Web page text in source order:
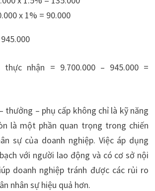
x 1% = 90.000
thực nhận = 9.700.000 – 945.000 =
thưởng – phụ cấp không chỉ là kỹ năng
là một phần quan trọng trong chiến
sự của doanh nghiệp. Việc áp dụng
với người lao động và có cơ sở nội
doanh nghiệp tránh được các rủi ro
nhân sự hiệu quả hơn.